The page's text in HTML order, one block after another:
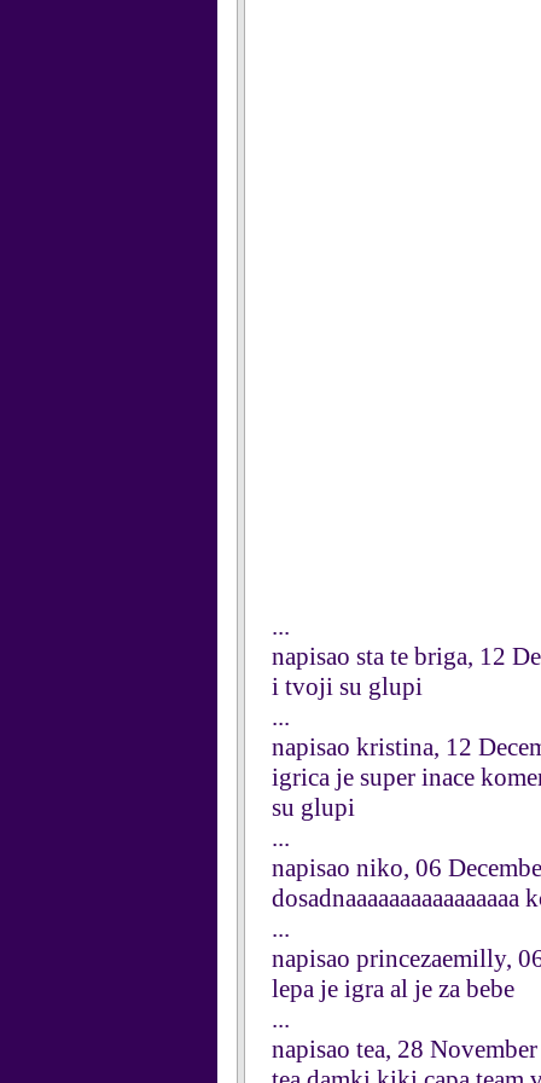
...
napisao sta te briga, 12
i tvoji su glupi
...
napisao kristina, 12
igrica je super inace
su glupi
...
napisao niko, 06
...
napisao princezaemilly,
lepa je igra al je za bebe
...
napisao tea, 28